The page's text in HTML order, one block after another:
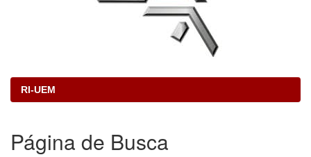
RI-UEM
Página de Busca